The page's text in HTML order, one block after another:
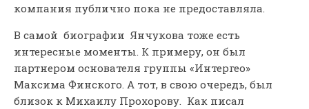
компания публично пока не предоставляла.
В самой биографии Янчукова тоже есть
интересные моменты. К примеру, он был
партнером основателя группы «Интергео»
Максима Финского. А тот, в свою очередь, был
близок к Михаилу Прохорову. Как писал